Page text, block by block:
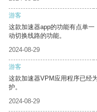
游客
这款加速器app的功能有点单
动切换线路的功能。
2024-08-29
游客
这款加速器VPM应用程序已经
护。
2024-08-29